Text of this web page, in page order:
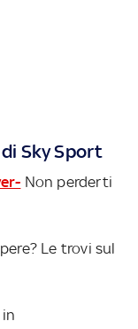
Sky Sport
Non perderti
Le trovi sul